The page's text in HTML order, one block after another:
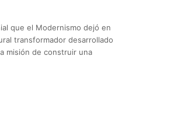
que el Modernismo dejó en
transformador desarrollado
misión de construir una